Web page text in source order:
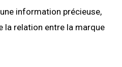
information précieuse,
la relation entre la marque